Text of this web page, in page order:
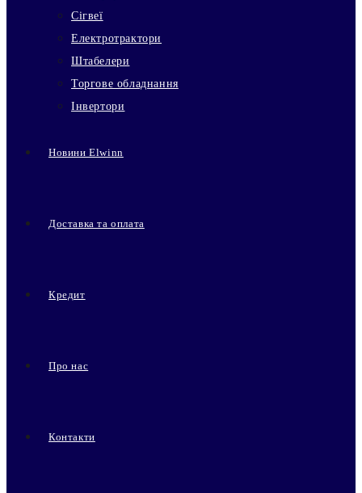
Сігвеї
Електротрактори
Штабелери
Торгове обладнання
Інвертори
Новини Elwinn
Доставка та оплата
Кредит
Про нас
Контакти